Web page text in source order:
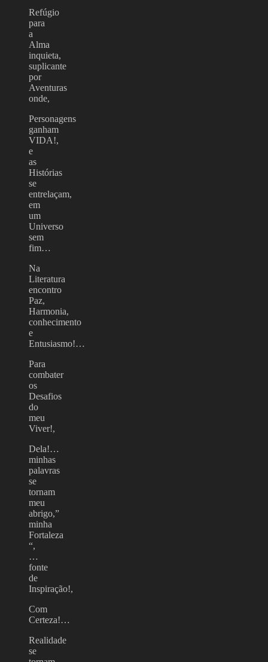
Refúgio
para
a
Alma
inquieta,
suplicante
por
Aventuras
onde,
Personagens
ganham
VIDA!,
e
as
Histórias
se
entrelaçam,
em
um
Universo
sem
fim…
Na
Literatura
encontro
Paz,
Harmonia,
conhecimento
e
Entusiasmo!…
Para
combater
os
Desafios
do
meu
Viver!,
Dela!…
minhas
palavras
se
tornam
meu
abrigo,”
minha
Fortaleza
“,
…
fonte
de
Inspiração!,
Com
Certeza!…
Realidade
se